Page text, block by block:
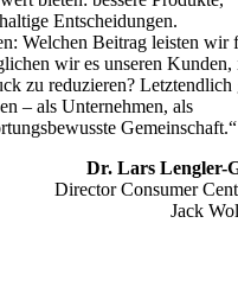
Entscheidungen.
Welchen Beitrag leisten wir
wir es unseren Kunden,
zu reduzieren? Letztendlich
– als Unternehmen, als
Gemeinschaft.“
Dr. Lars Lengler-
Director Consumer
Jack